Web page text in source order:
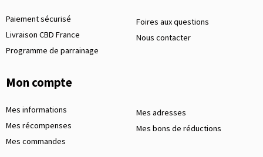
Paiement sécurisé
Livraison CBD France
Programme de parrainage
Foires aux questions
Nous contacter
Mon compte
Mes informations
Mes récompenses
Mes commandes
Mes adresses
Mes bons de réductions